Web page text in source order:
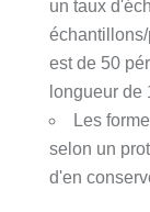
un taux
est de 50
longueur de
Les
selon un
d'en